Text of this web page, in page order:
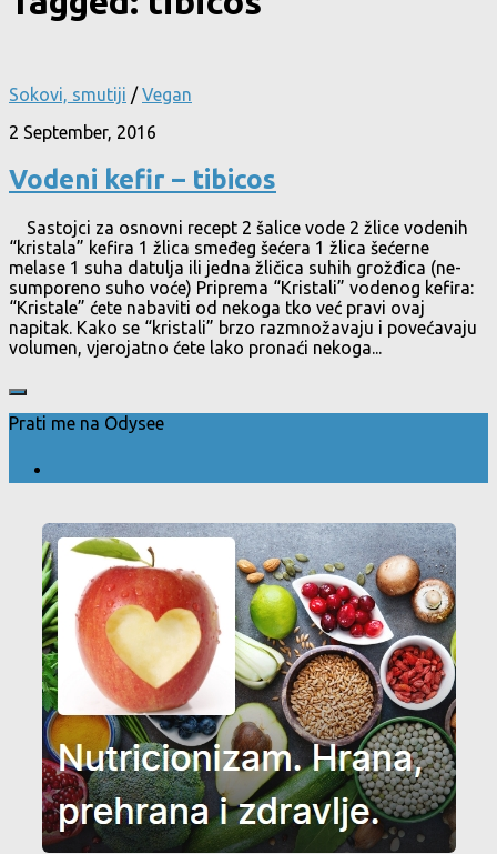
Sokovi, smutiji /Vegan
2 September, 2016
Vodeni kefir – tibicos
Sastojci za osnovni recept 2 šalice vode 2 žlice vodenih
“kristala” kefira 1 žlica smeđeg šećera 1 žlica šećerne
melase 1 suha datulja ili jedna žličica suhih grožđica (ne-
sumporeno suho voće) Priprema “Kristali” vodenog kefira:
“Kristale” ćete nabaviti od nekoga tko već pravi ovaj
napitak. Kako se “kristali” brzo razmnožavaju i povećavaju
volumen, vjerojatno ćete lako pronaći nekoga...
Prati me na Odysee